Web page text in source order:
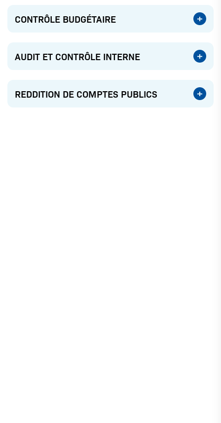
CONTRÔLE BUDGÉTAIRE
AUDIT ET CONTRÔLE INTERNE
REDDITION DE COMPTES PUBLICS